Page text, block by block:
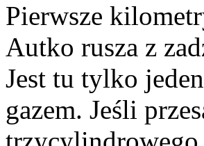
Pierwsze
Autko rusza z
Jest tu tylko
gazem. Jeśli